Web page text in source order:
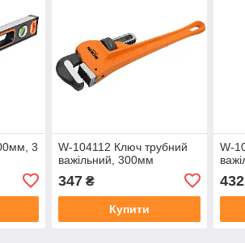
3
W-104112 Ключ трубний
важільний, 300мм
347₴
Купити
W-
432